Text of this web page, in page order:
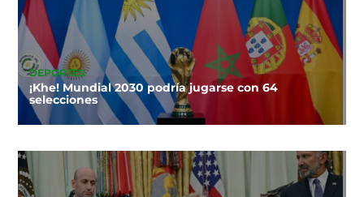
DEPORTES
¡Khe! Mundial 2030 podría jugarse con 64
selecciones